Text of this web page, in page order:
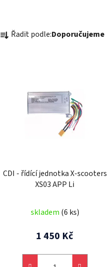
a
k
Řadit podle:Doporučujeme
CDI - řídící jednotka X-scooters
XS03 APP Li
skladem (6 ks)
1 450 Kč